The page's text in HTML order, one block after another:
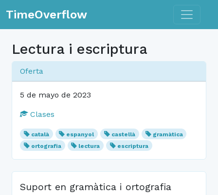
TimeOverflow Toggle
Lectura i escriptura
Oferta
5 de mayo de 2023
Clases
català espanyol castellà
gramàtica
ortografia
lectura escriptura
Suport en gramàtica i ortografia